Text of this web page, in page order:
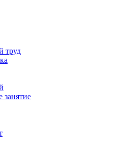
труд
занятие